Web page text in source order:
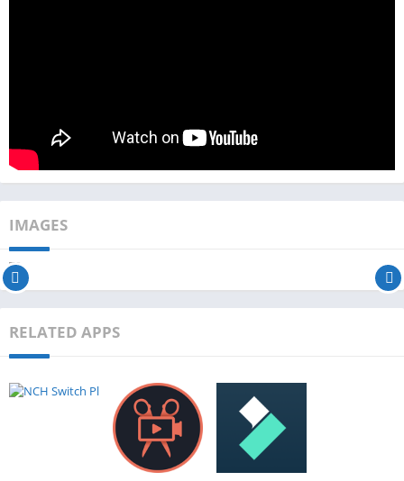
IMAGES
RELATED APPS